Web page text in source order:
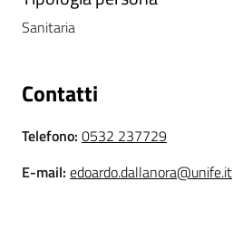
a
r
à
i
e
Sanitaria
Contatti
Telefono: 0532 237729
E-mail: edoardo.dallanora@unife.it